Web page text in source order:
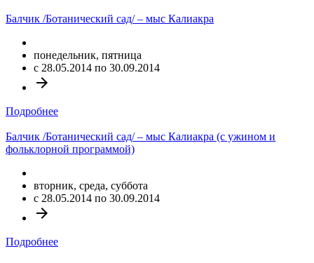
Балчик /Ботанический сад/ – мыс Калиакра
понедельник, пятница
c 28.05.2014 по 30.09.2014
arrow_forward
Подробнее
Балчик /Ботанический сад/ – мыс Калиакра (с ужином и
фольклорной программой)
вторник, среда, суббота
c 28.05.2014 по 30.09.2014
arrow_forward
Подробнее